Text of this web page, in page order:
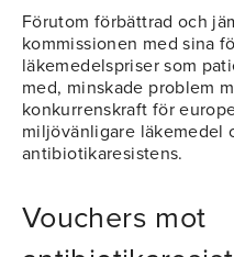
Förutom förbättrad och
kommissionen med sina
läkemedelspriser som
med, minskade problem
konkurrenskraft för
miljövänligare läkemedel
antibiotikaresistens.
Vouchers mot